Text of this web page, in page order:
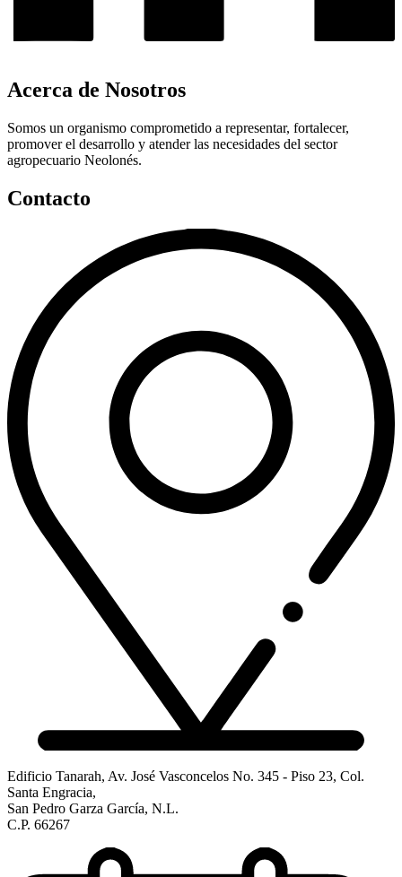
Acerca de Nosotros
Somos un organismo comprometido a representar, fortalecer,
promover el desarrollo y atender las necesidades del sector
agropecuario Neolonés.
Contacto
Edificio Tanarah, Av. José Vasconcelos No. 345 - Piso 23, Col.
Santa Engracia,
San Pedro Garza García, N.L.
C.P. 66267